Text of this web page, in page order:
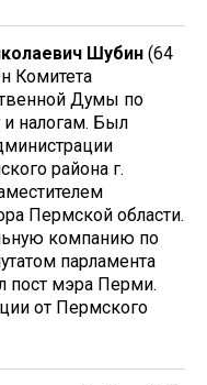
Шубин (64
Комитета
Думы по
налогам. Был
района г.
Пермской области.
компанию по
парламента
пост мэра Перми.
от Пермского